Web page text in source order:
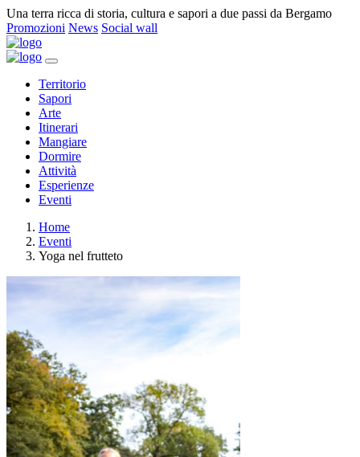
Una terra ricca di storia, cultura e sapori a due passi da Bergamo
Promozioni News Social wall
Territorio
Sapori
Arte
Itinerari
Mangiare
Dormire
Attività
Esperienze
Eventi
Home
Eventi
Yoga nel frutteto